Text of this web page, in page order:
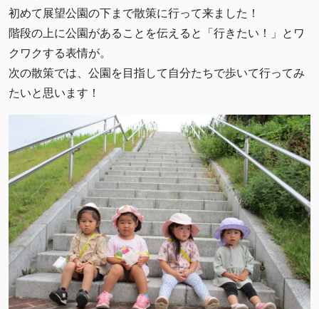
初めて展望公園の下まで散策に行って来ました！
階段の上に公園があることを伝えると「行きたい！」とワ
クワクする表情が。
次の散策では、公園を目指して自分たちで歩いて行ってみ
たいと思います！